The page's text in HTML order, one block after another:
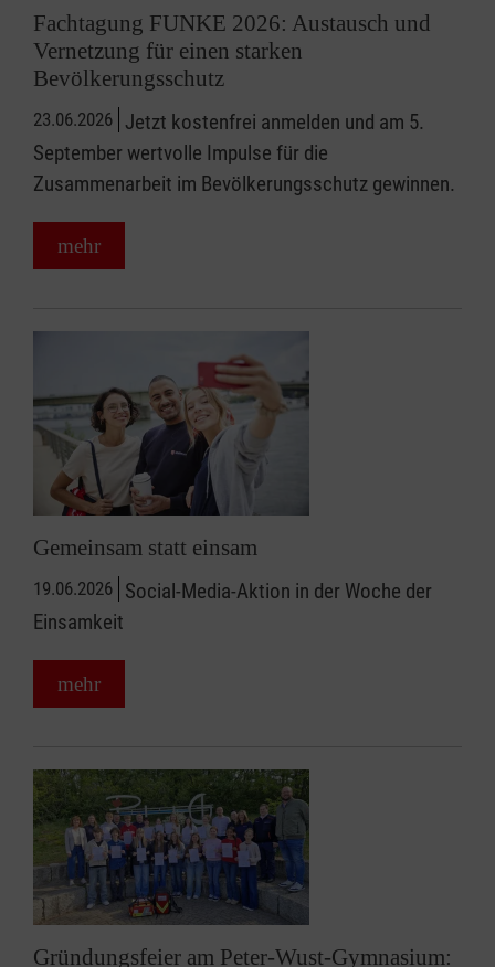
Fachtagung FUNKE 2026: Austausch und
Vernetzung für einen starken
Bevölkerungsschutz
23.06.2026 Jetzt kostenfrei anmelden und am 5.
September wertvolle Impulse für die
Zusammenarbeit im Bevölkerungsschutz gewinnen.
mehr
Gemeinsam statt einsam
19.06.2026 Social-Media-Aktion in der Woche der
Einsamkeit
mehr
Gründungsfeier am Peter-Wust-Gymnasium: